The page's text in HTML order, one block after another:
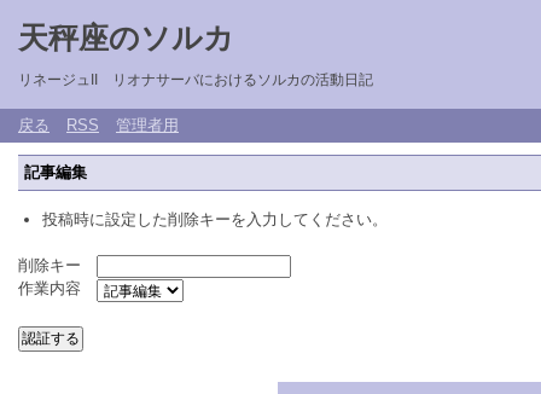
天秤座のソルカ
リネージュII リオナサーバにおけるソルカの活動日記
戻る RSS 管理者用
記事編集
投稿時に設定した削除キーを入力してください。
削除キー
作業内容